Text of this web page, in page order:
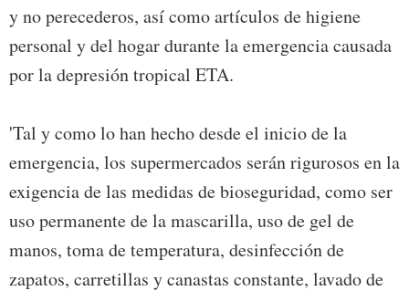
y no perecederos, así como artículos de higiene
personal y del hogar durante la emergencia causada
por la depresión tropical ETA.
'Tal y como lo han hecho desde el inicio de la
emergencia, los supermercados serán rigurosos en la
exigencia de las medidas de bioseguridad, como ser
uso permanente de la mascarilla, uso de gel de
manos, toma de temperatura, desinfección de
zapatos, carretillas y canastas constante, lavado de